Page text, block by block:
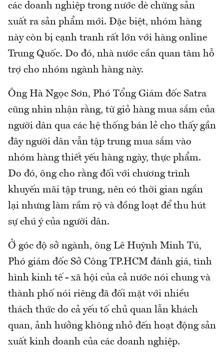
các doanh nghiệp trong nước dè chừng sản
xuất ra sản phẩm mới. Đặc biệt, nhóm hàng
này còn bị cạnh tranh rất lớn với hàng online
Trung Quốc. Do đó, nhà nước cần quan tâm hỗ
trợ cho nhóm ngành hàng này.
Ông Hà Ngọc Sơn, Phó Tổng Giám đốc Satra
cũng nhìn nhận rằng, từ giỏ hàng mua sắm của
người dân qua các hệ thống bán lẻ cho thấy gần
đây người dân vẫn tập trung mua sắm vào
nhóm hàng thiết yếu hàng ngày, thực phẩm.
Do đó, ông cho rằng đối với chương trình
khuyến mãi tập trung, nên có thời gian ngắn
lại nhưng làm rầm rộ và đồng loạt để thu hút
sự chú ý của người dân.
Ở góc độ sở ngành, ông Lê Huỳnh Minh Tú,
Phó giám đốc Sở Công TP.HCM đánh giá, tình
hình kinh tế - xã hội của cả nước nói chung và
thành phố nói riêng đã đối mặt với nhiều
thách thức do cả yếu tố chủ quan lẫn khách
quan, ảnh hưởng không nhỏ đến hoạt động sản
xuất kinh doanh của các doanh nghiệp.